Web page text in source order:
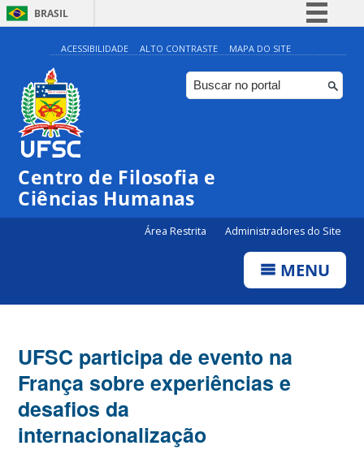
BRASIL
Simplifique!
Comunica BR
Participe
ACESSIBILIDADE ALTO CONTRASTE MAPA DO SITE
Centro de Filosofia e
Ciências Humanas
Área Restrita Administradores do Site
MENU
UFSC participa de evento na
França sobre experiências e
desafios da
internacionalização